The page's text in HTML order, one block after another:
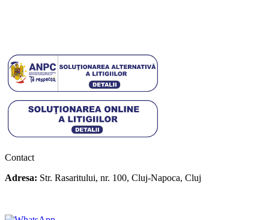
Contact
Adresa: Str. Rasaritului, nr. 100, Cluj-Napoca, Cluj